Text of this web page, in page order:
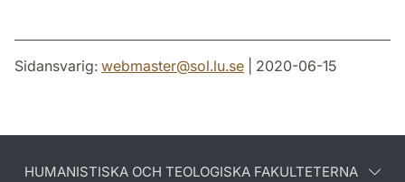
Sidansvarig: webmaster@sol.lu.se | 2020-06-15
HUMANISTISKA OCH TEOLOGISKA FAKULTETERNA